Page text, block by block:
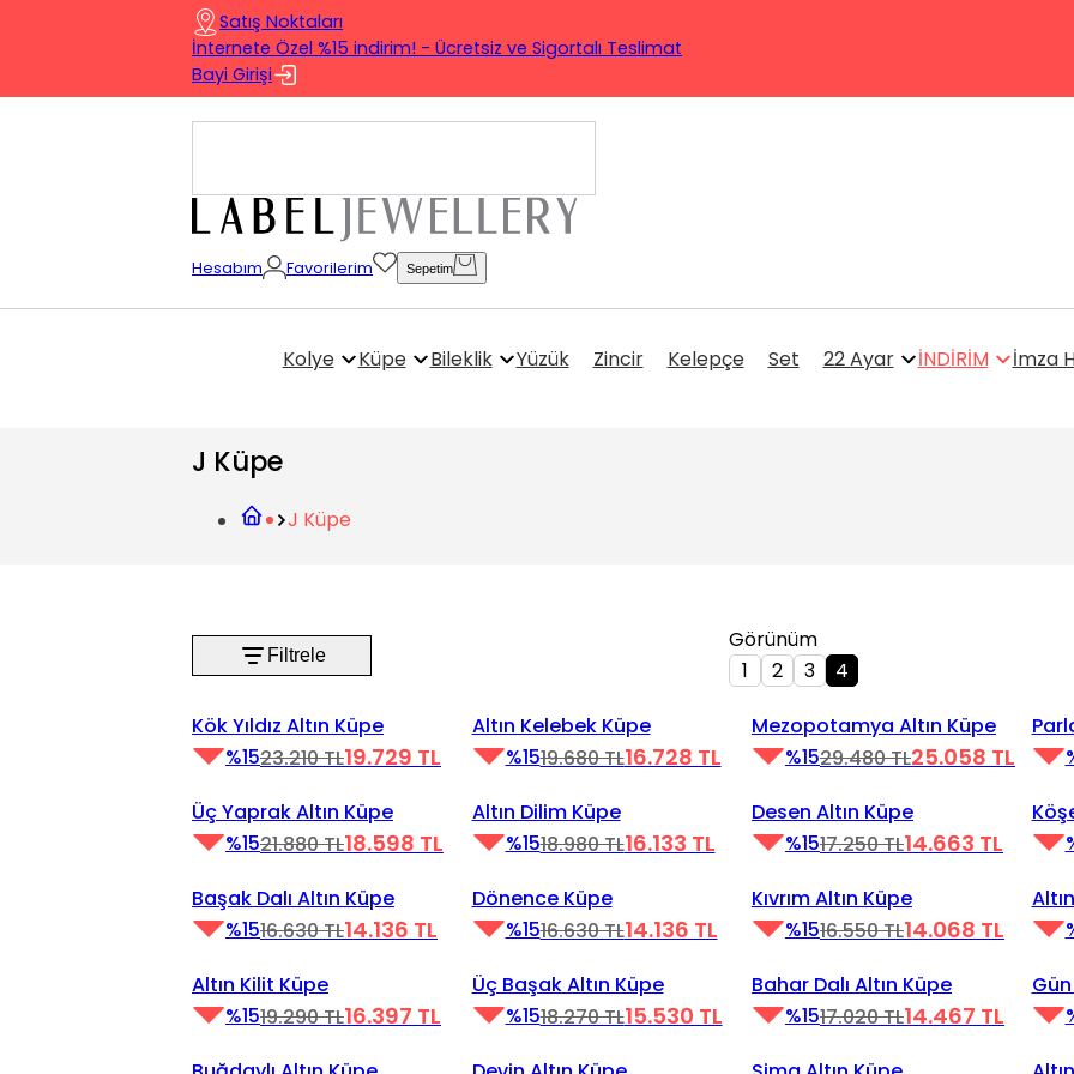
Satış Noktaları
İnternete Özel %15 indirim! - Ücretsiz ve Sigortalı Teslimat
Bayi Girişi
Hesabım Favorilerim Sepetim
Kolye Küpe Bileklik Yüzük Zincir Kelepçe Set 22 Ayar İNDİRİM İmza
J Küpe
J Küpe
Filtrele
Görünüm
1
2 3 4
Kök Yıldız Altın Küpe
%1523.210 TL19.729 TL
Altın Kelebek Küpe
%1519.680 TL16.728 TL
Videoyu Oynat
Mezopotamya Altın Küpe
%1529.480 TL25.058 TL
Üç Yaprak Altın Küpe
%1521.880 TL18.598 TL
Altın Dilim Küpe
%1518.980 TL16.133 TL
Desen Altın Küpe
%1517.250 TL14.663 TL
Başak Dalı Altın Küpe
%1516.630 TL14.136 TL
Dönence Küpe
%1516.630 TL14.136 TL
Kıvrım Altın Küpe
%1516.550 TL14.068 TL
Altın Kilit Küpe
%1519.290 TL16.397 TL
Üç Başak Altın Küpe
%1518.270 TL15.530 TL
Bahar Dalı Altın Küpe
%1517.020 TL14.467 TL